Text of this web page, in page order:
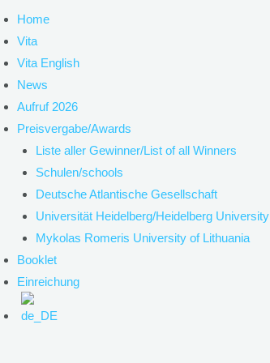
Home
Vita
Vita English
News
Aufruf 2026
Preisvergabe/Awards
Liste aller Gewinner/List of all Winners
Schulen/schools
Deutsche Atlantische Gesellschaft
Universität Heidelberg/Heidelberg University
Mykolas Romeris University of Lithuania
Booklet
Einreichung
Menu